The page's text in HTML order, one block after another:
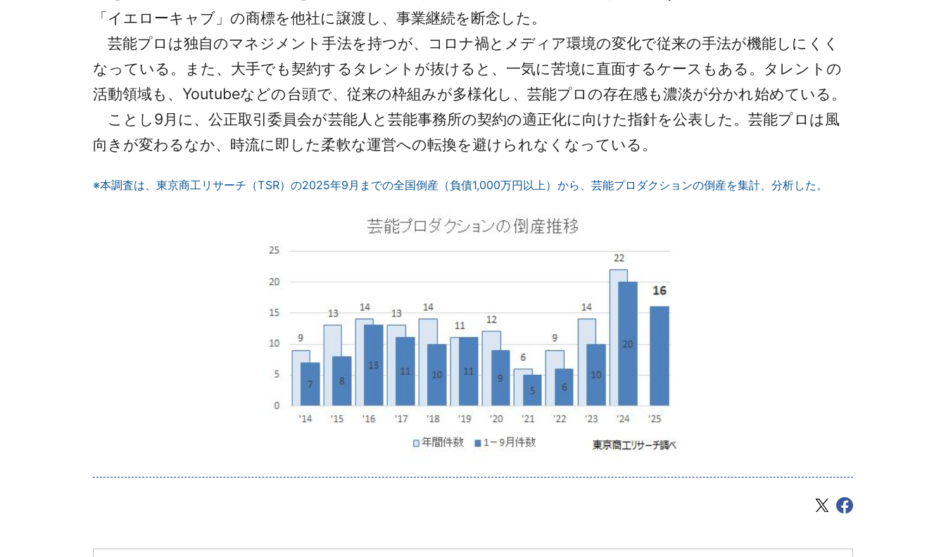
「イエローキャブ」の商標を他社に譲渡し、事業継続を断念した。
芸能プロは独自のマネジメント手法を持つが、コロナ禍とメディア環境の変化で従来の手法が機能しにくく
なっている。また、大手でも契約するタレントが抜けると、一気に苦境に直面するケースもある。タレントの
活動領域も、Youtubeなどの台頭で、従来の枠組みが多様化し、芸能プロの存在感も濃淡が分かれ始めている。
ことし9月に、公正取引委員会が芸能人と芸能事務所の契約の適正化に向けた指針を公表した。芸能プロは風
向きが変わるなか、時流に即した柔軟な運営への転換を避けられなくなっている。
※本調査は、東京商工リサーチ（TSR）の2025年9月までの全国倒産（負債1,000万円以上）から、芸能プロダクションの倒産を集計、分析した。